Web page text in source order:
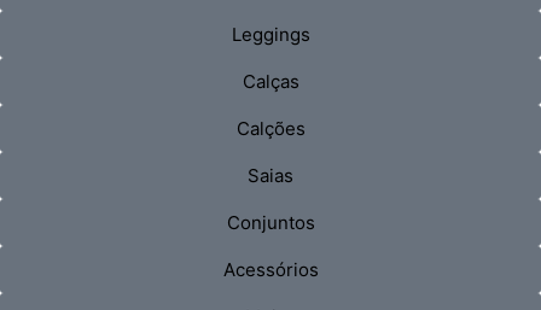
Leggings
Calças
Calções
Saias
Conjuntos
Acessórios